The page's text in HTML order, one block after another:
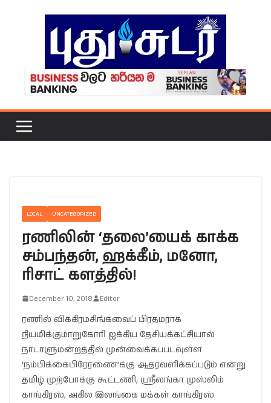
LOCAL UNCATEGORIZED
ரணிலின் ‘தலை’யைக் காக்க
சம்பந்தன், ஹக்கீம், மனோ,
ரிசாட் களத்தில்!
December 10, 2018 Editor
ரணில் விக்கிரமசிங்கவைப் பிரதமராக
நியமிக்குமாறுகோரி ஐக்கிய தேசியக்கட்சியால்
நாடாளுமன்றத்தில் முன்வைக்கப்படவுள்ள
‘நம்பிக்கைபிரேரணை’க்கு ஆதரவளிக்கப்படும் என்று
தமிழ் முற்போக்கு கூட்டணி, ஶ்ரீலங்கா முஸ்லிம்
காங்கிரஸ், அகில இலங்கை மக்கள் காங்கிரஸ்